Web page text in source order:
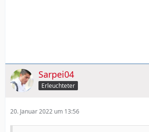
Sarpei04
Erleuchteter
20. Januar 2022 um 13:56